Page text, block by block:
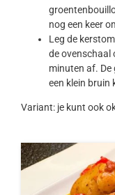
nog een keer
Leg de
de ovenschaal
minuten af. De
een klein bruin
Variant: je kunt ook